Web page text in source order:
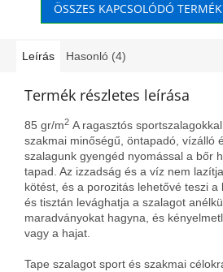
ÖSSZES KAPCSOLÓDÓ
Leírás Hasonló (4)
Termék részletes leírása
85 gr/m2 A ragasztós
szakmai minőségű, öntapadó, vízálló
szalagunk gyengéd nyomással a bőr
tapad. Az izzadság és a víz nem
kötést, és a porozitás lehetővé teszi a
és tisztán levághatja a szalagot
maradványokat hagyna, és
vagy a hajat.
Tape szalagot sport és szakmai